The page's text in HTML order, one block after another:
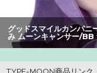
【悲報】黒人、卑怯
【朗報】アマガミの
グッドスマイルカンパ
み ムーンキャンサー/